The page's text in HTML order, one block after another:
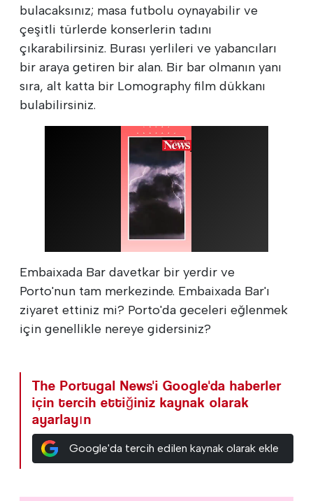
bulacaksınız; masa futbolu oynayabilir ve
çeşitli türlerde konserlerin tadını
çıkarabilirsiniz. Burası yerlileri ve yabancıları
bir araya getiren bir alan. Bir bar olmanın yanı
sıra, alt katta bir Lomography film dükkanı
bulabilirsiniz.
Embaixada Bar davetkar bir yerdir ve
Porto'nun tam merkezinde. Embaixada Bar'ı
ziyaret ettiniz mi? Porto'da geceleri eğlenmek
için genellikle nereye gidersiniz?
The Portugal News'i Google'da haberler
için tercih ettiğiniz kaynak olarak
ayarlayın
Google'da tercih edilen kaynak olarak ekle